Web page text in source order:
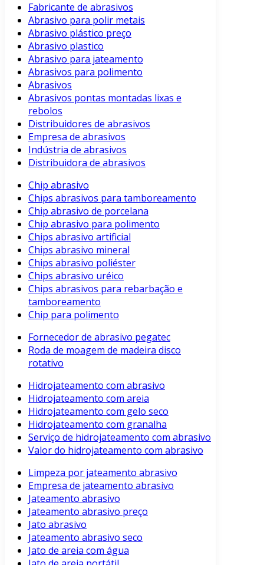
Fabricante de abrasivos
Abrasivo para polir metais
Abrasivo plástico preço
Abrasivo plastico
Abrasivo para jateamento
Abrasivos para polimento
Abrasivos
Abrasivos pontas montadas lixas e
rebolos
Distribuidores de abrasivos
Empresa de abrasivos
Indústria de abrasivos
Distribuidora de abrasivos
Chip abrasivo
Chips abrasivos para tamboreamento
Chip abrasivo de porcelana
Chip abrasivo para polimento
Chips abrasivo artificial
Chips abrasivo mineral
Chips abrasivo poliéster
Chips abrasivo uréico
Chips abrasivos para rebarbação e
tamboreamento
Chip para polimento
Fornecedor de abrasivo pegatec
Roda de moagem de madeira disco
rotativo
Hidrojateamento com abrasivo
Hidrojateamento com areia
Hidrojateamento com gelo seco
Hidrojateamento com granalha
Serviço de hidrojateamento com abrasivo
Valor do hidrojateamento com abrasivo
Limpeza por jateamento abrasivo
Empresa de jateamento abrasivo
Jateamento abrasivo
Jateamento abrasivo preço
Jato abrasivo
Jateamento abrasivo seco
Jato de areia com água